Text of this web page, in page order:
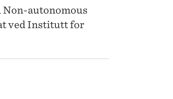
Non-autonomous
ved Institutt for